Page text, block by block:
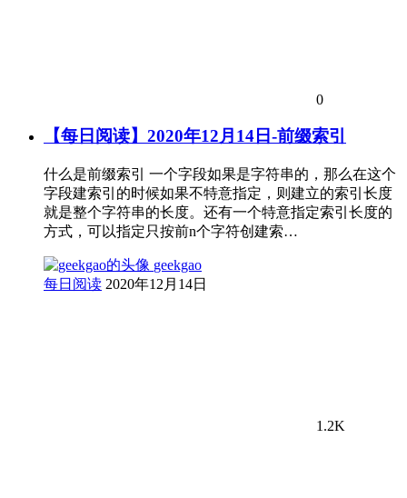
0
【每日阅读】2020年12月14日-前缀索引
什么是前缀索引 一个字段如果是字符串的，那么在这个
字段建索引的时候如果不特意指定，则建立的索引长度
就是整个字符串的长度。还有一个特意指定索引长度的
方式，可以指定只按前n个字符创建索…
geekgao
每日阅读 2020年12月14日
1.2K